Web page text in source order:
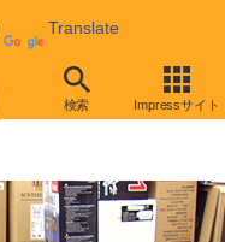
Translate
検索 Impressサイト
9月19日号